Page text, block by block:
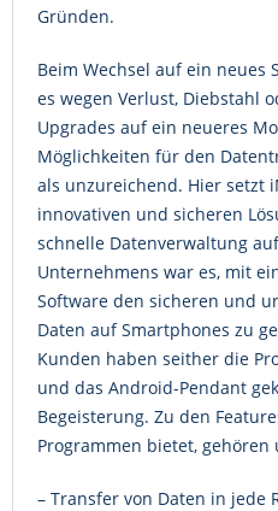
Gründen.
Beim Wechsel auf ein neues
es wegen Verlust, Diebstahl
Upgrades auf ein neueres
Möglichkeiten für den
als unzureichend. Hier setzt
innovativen und sicheren
schnelle Datenverwaltung
Unternehmens war es, mit
Software den sicheren und
Daten auf Smartphones zu
Kunden haben seither die
und das Android-Pendant
Begeisterung. Zu den
Programmen bietet,
– Transfer von Daten in jede